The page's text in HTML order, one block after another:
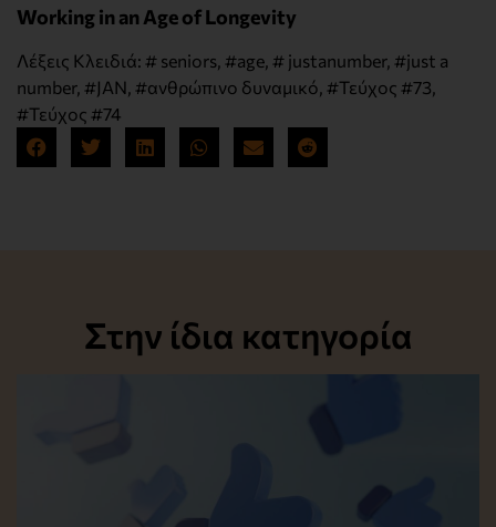
Working in an Age of Longevity
Λέξεις Κλειδιά: # seniors, #age, # justanumber, #just a
number, #JAN, #ανθρώπινο δυναμικό, #Τεύχος #73,
#Τεύχος #74
Στην ίδια κατηγορία